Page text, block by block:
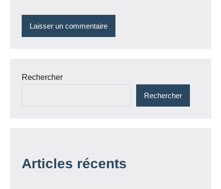
Rechercher
Rechercher
Articles récents